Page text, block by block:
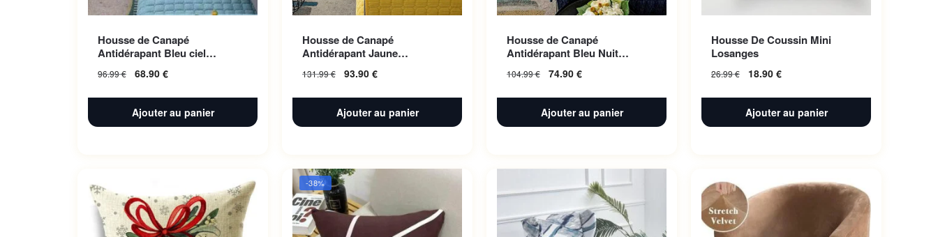
Housse de Canapé
Antidérapant Bleu ciel
96.99€ 68.90 €
Ajouter au panier
Housse de Canapé
Antidérapant Jaune
131.99€ 93.90 €
Ajouter au panier
Housse de Canapé
Antidérapant Bleu Nuit
104.99€ 74.90 €
Ajouter au panier
Housse De Coussin Mini
Losanges
26.99€ 18.90 €
Ajouter au panier
-38%